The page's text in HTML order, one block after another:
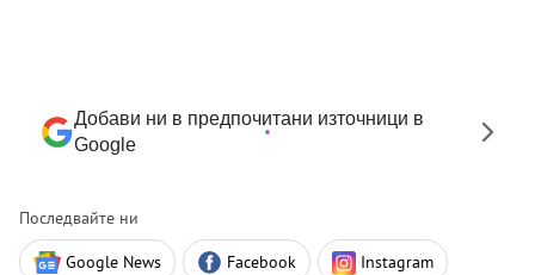
Добави ни в предпочитани източници в
Google
Последвайте ни
Google News Facebook Instagram